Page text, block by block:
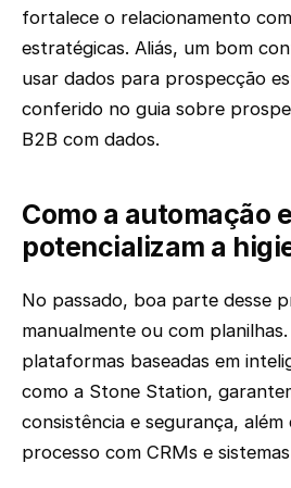
fortalece o relacionamento
estratégicas. Aliás, um bom
usar dados para prospecção
conferido no guia sobre
B2B com dados.
Como a automação
potencializam a
No passado, boa parte desse
manualmente ou com
plataformas baseadas em
como a Stone Station,
consistência e segurança,
processo com CRMs e